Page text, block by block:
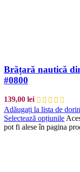
Brățară nautică
#0800
139,00 lei
Adăugați la lista de
Selectează opțiunile
pot fi alese în pagina